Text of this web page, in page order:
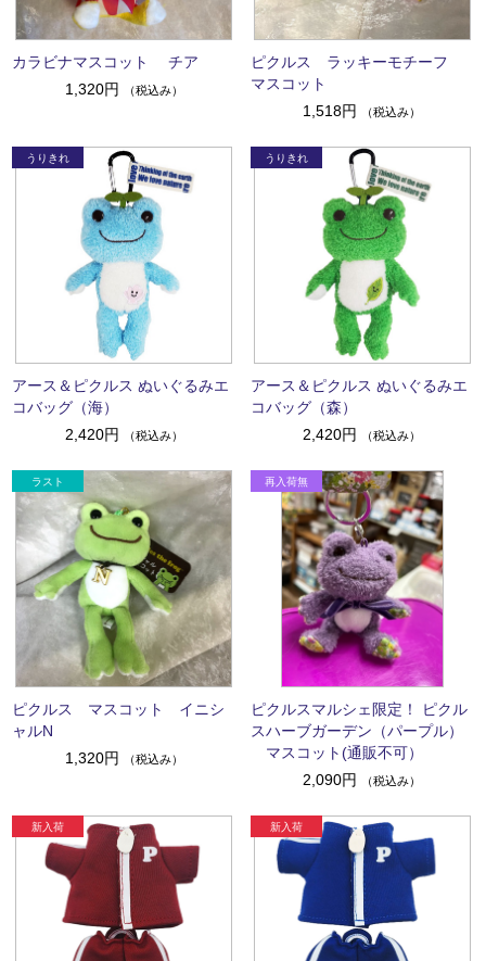
カラビナマスコット チア
1,320円
（税込み）
ピクルス ラッキーモチーフ
マスコット
1,518円
（税込み）
アース＆ピクルス ぬいぐるみエ
コバッグ（海）
2,420円
（税込み）
アース＆ピクルス ぬいぐるみエ
コバッグ（森）
2,420円
（税込み）
ピクルス マスコット イニシ
ャルN
1,320円
（税込み）
ピクルスマルシェ限定！ ピクル
スハーブガーデン（パープル）
マスコット(通販不可）
2,090円
（税込み）